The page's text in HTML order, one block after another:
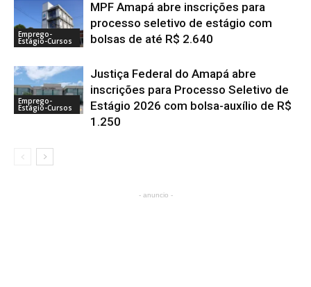
Emprego-
Estágio-Cursos
MPF Amapá abre inscrições para
processo seletivo de estágio com
bolsas de até R$ 2.640
Emprego-
Estágio-Cursos
Justiça Federal do Amapá abre
inscrições para Processo Seletivo de
Estágio 2026 com bolsa-auxílio de R$
1.250
- anuncio -